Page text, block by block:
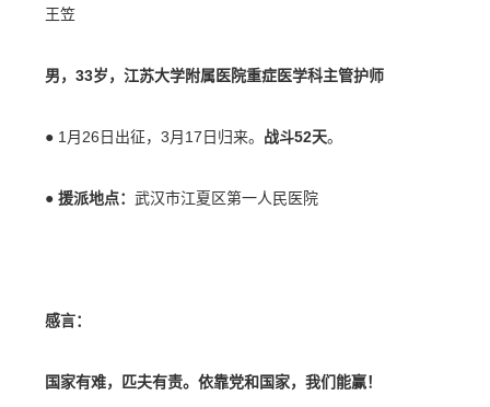
王笠
男，33岁，江苏大学附属医院重症医学科主管护师
● 1月26日出征，3月17日归来。 战斗52天。
● 援派地点：武汉市江夏区第一人民医院
感言：
国家有难，匹夫有责。依靠党和国家，我们能赢！